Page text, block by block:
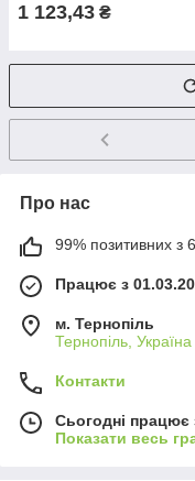
1 123,43 ₴
Про нас
99% позитивних з
Працює з
м. Тернопіль
Тернопіль, Україна
Контакти
Сьогодні працює
Показати весь